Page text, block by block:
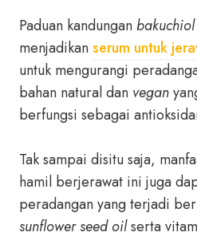
Paduan kandunganbakuchiol
menjadikanserum untuk
untuk mengurangi
bahan natural dan vegan
berfungsi sebagai
Tak sampai disitu saja,
hamil berjerawat ini juga
peradangan yang terjadi
sunflower seed oilserta